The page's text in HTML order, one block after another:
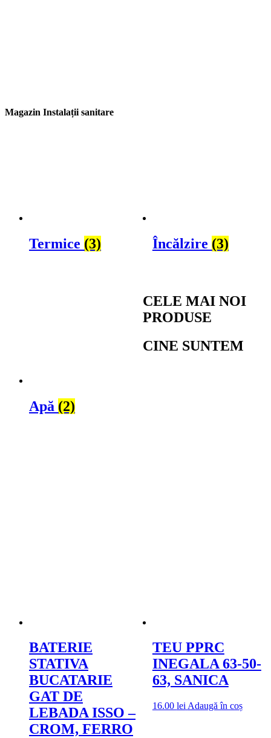
Magazin Instalații sanitare
Termice (3) Încălzire (3)
Apă (2)
CELE MAI NOI
PRODUSE
BATERIE
STATIVA
BUCATARIE
GAT DE
LEBADA ISSO –
CROM, FERRO
TEU PPRC
INEGALA 63-50-
63, SANICA
16.00 lei Adaugă în coș
CINE SUNTEM